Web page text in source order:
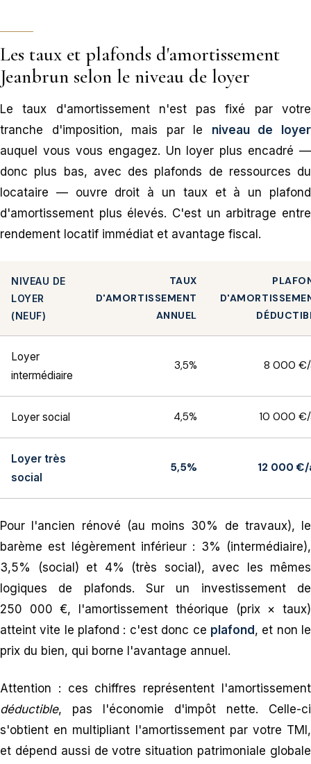
Les taux et plafonds d'amortissement
Jeanbrun selon le niveau de loyer
Le taux d'amortissement n'est pas fixé par votre
tranche d'imposition, mais par le niveau de loyer
auquel vous vous engagez. Un loyer plus encadré —
donc plus bas, avec des plafonds de ressources du
locataire — ouvre droit à un taux et à un plafond
d'amortissement plus élevés. C'est un arbitrage entre
rendement locatif immédiat et avantage fiscal.
NIVEAU DE
LOYER
(NEUF)
TAUX
D'AMORTISSEMENT
ANNUEL
Loyer
intermédiaire
3,5% 8 000 €/
Loyer social 4,5% 10 000 €/
Loyer très
social
5,5% 12 000 €/
Pour l'ancien rénové (au moins 30% de travaux), le
barème est légèrement inférieur : 3% (intermédiaire),
3,5% (social) et 4% (très social), avec les mêmes
logiques de plafonds. Sur un investissement de
250 000 €, l'amortissement théorique (prix × taux)
atteint vite le plafond : c'est donc ce plafond , et non le
prix du bien, qui borne l'avantage annuel.
Attention : ces chiffres représentent l'amortissement
déductible, pas l'économie d'impôt nette. Celle-ci
s'obtient en multipliant l'amortissement par votre TMI,
et dépend aussi de votre situation patrimoniale globale